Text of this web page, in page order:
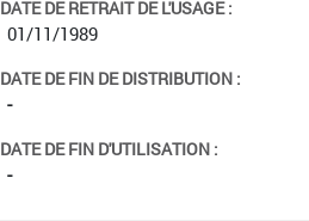
DATE DE RETRAIT DE L'USAGE :
01/11/1989
DATE DE FIN DE DISTRIBUTION :
-
DATE DE FIN D'UTILISATION :
-